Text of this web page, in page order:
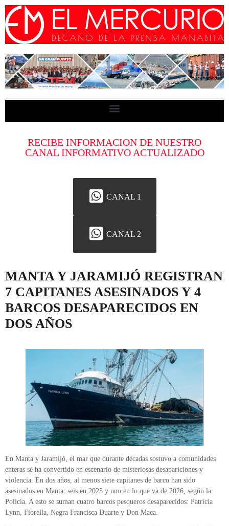
RECIBE INFORMACION DE NUESTRO
CANAL INFORMATIVO ACTUALIZADO
CANAL 1
CANAL 2
MANTA Y JARAMIJÓ REGISTRAN
7 CAPITANES ASESINADOS Y 4
BARCOS DESAPARECIDOS EN
DOS AÑOS
En Manta y Jaramijó, el mar que durante décadas sostuvo a comunidades
enteras se ha convertido en escenario de misteriosas desapariciones y
violencia. En dos años, al menos siete capitanes de barco han sido
asesinados en Manta: seis en 2025 y uno en lo que va de 2026, según la
Policía. A esto se suman cuatro barcos pesqueros desaparecidos: Patricia
Lynn, Fiorella, Negra Francisca Duarte y Don Maca.